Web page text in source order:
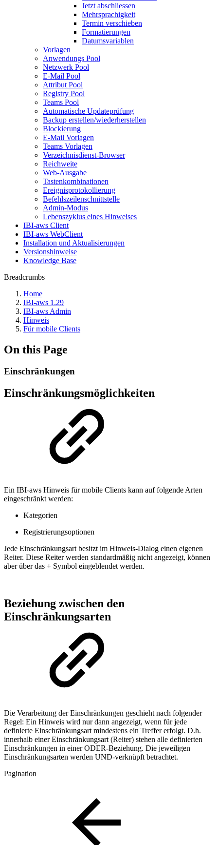
Jetzt abschliessen
Mehrsprachigkeit
Termin verschieben
Formatierungen
Datumsvariablen
Vorlagen
Anwendungs Pool
Netzwerk Pool
E-Mail Pool
Attribut Pool
Registry Pool
Teams Pool
Automatische Updateprüfung
Backup erstellen/wiederherstellen
Blockierung
E-Mail Vorlagen
Teams Vorlagen
Verzeichnisdienst-Browser
Reichweite
Web-Ausgabe
Tastenkombinationen
Ereignisprotokollierung
Befehlszeilenschnittstelle
Admin-Modus
Lebenszyklus eines Hinweises
IBI-aws Client
IBI-aws WebClient
Installation und Aktualisierungen
Versionshinweise
Knowledge Base
Breadcrumbs
Home
IBI-aws 1.29
IBI-aws Admin
Hinweis
Für mobile Clients
On this Page
Einschränkungen
Einschränkungsmöglichkeiten
Ein IBI-aws Hinweis für mobile Clients kann auf folgende Arten
eingeschränkt werden:
Kategorien
Registrierungsoptionen
Jede Einschränkungsart besitzt im Hinweis-Dialog einen eigenen
Reiter. Diese Reiter werden standardmäßig nicht angezeigt, können
aber über das + Symbol eingeblendet werden.
Beziehung zwischen den
Einschränkungsarten
Die Verarbeitung der Einschränkungen geschieht nach folgender
Regel: Ein Hinweis wird nur dann angezeigt, wenn für jede
definierte Einschränkungsart mindestens ein Treffer erfolgt. D.h.
innerhalb einer Einschränkungsart (Reiter) stehen alle definierten
Einschränkungen in einer ODER-Beziehung. Die jeweiligen
Einschränkungsarten werden UND-verknüpft betrachtet.
Pagination